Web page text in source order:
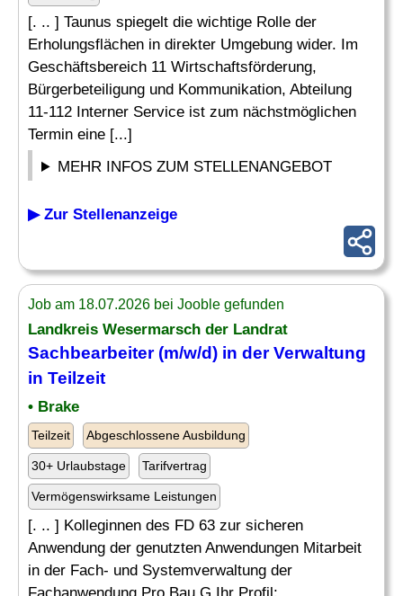
[. .. ] Taunus spiegelt die wichtige Rolle der
Erholungsflächen in direkter Umgebung wider. Im
Geschäftsbereich 11 Wirtschaftsförderung,
Bürgerbeteiligung und Kommunikation, Abteilung
11-112 Interner Service ist zum nächstmöglichen
Termin eine [...]
MEHR INFOS ZUM STELLENANGEBOT
▶ Zur Stellenanzeige
Job am 18.07.2026 bei Jooble gefunden
Landkreis Wesermarsch der Landrat
Sachbearbeiter(m/w/d) in derVerwaltung
in Teilzeit
• Brake
Teilzeit Abgeschlossene Ausbildung
30+ Urlaubstage Tarifvertrag
Vermögenswirksame Leistungen
[. .. ] Kolleginnen des FD 63 zur sicheren
Anwendung der genutzten Anwendungen Mitarbeit
in der Fach- und Systemverwaltung der